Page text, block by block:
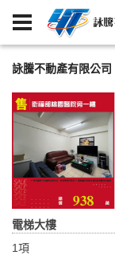
詠騰不動產有限公司
電梯大樓
1項